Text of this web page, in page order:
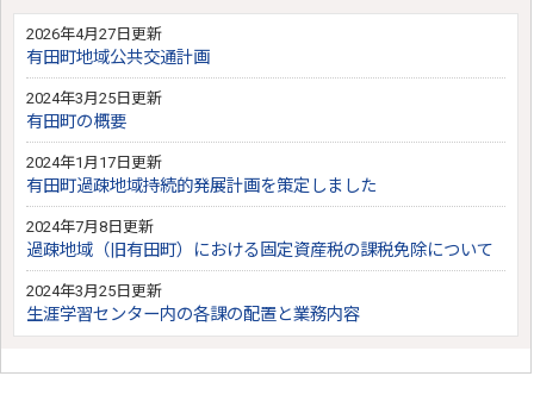
2026年4月27日更新
有田町地域公共交通計画
2024年3月25日更新
有田町の概要
2024年1月17日更新
有田町過疎地域持続的発展計画を策定しました
2024年7月8日更新
過疎地域（旧有田町）における固定資産税の課税免除について
2024年3月25日更新
生涯学習センター内の各課の配置と業務内容